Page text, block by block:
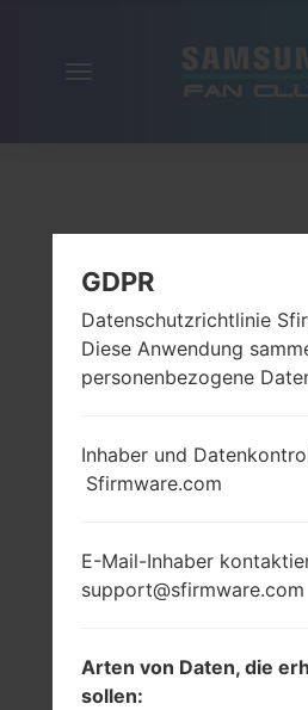
GDPR
Datenschutzrichtlinie
Diese Anwendung
personenbezogene
Inhaber und
Sfirmware.com
E-Mail-Inhaber
support@sfirmware.com
Arten von Daten, die
sollen: